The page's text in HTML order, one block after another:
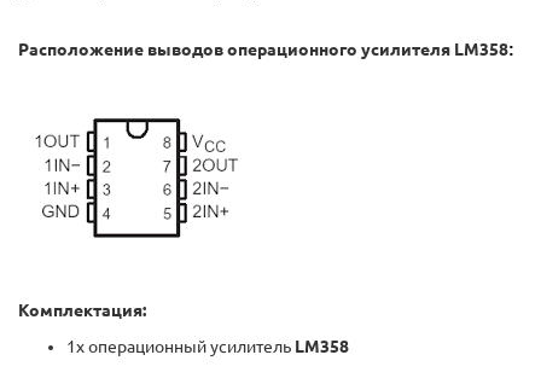
Расположение выводов операционного усилителя LM358:
Комплектация:
1x операционный усилитель LM358